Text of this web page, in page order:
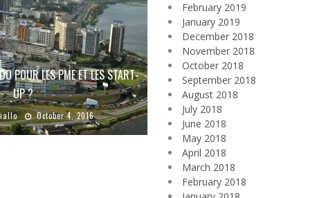
POUR LES PME ET LES START-
UP ?
October 4, 2016
February 2019
January 2019
December 2018
November 2018
October 2018
September 2018
August 2018
July 2018
June 2018
May 2018
April 2018
March 2018
February 2018